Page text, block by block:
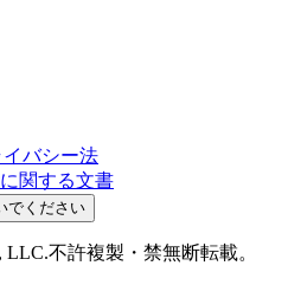
バシー法
関する文書
でください
LLC.不許複製・禁無断転載。